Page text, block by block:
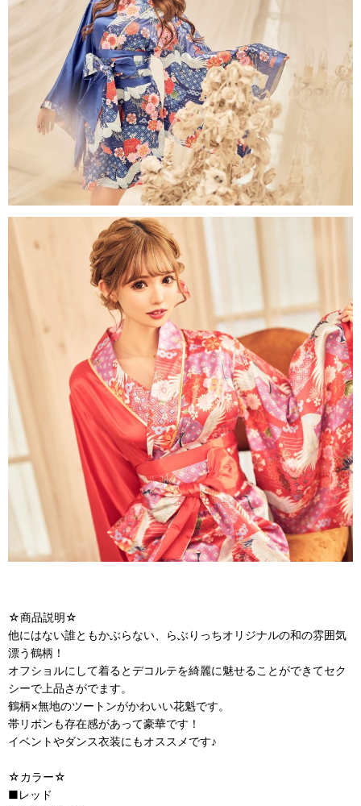
☆商品説明☆
他にはない誰ともかぶらない、らぶりっちオリジナルの和の雰囲気
漂う鶴柄！
オフショルにして着るとデコルテを綺麗に魅せることができてセク
シーで上品さがでます。
鶴柄×無地のツートンがかわいい花魁です。
帯リボンも存在感があって豪華です！
イベントやダンス衣装にもオススメです♪
☆カラー☆
■レッド